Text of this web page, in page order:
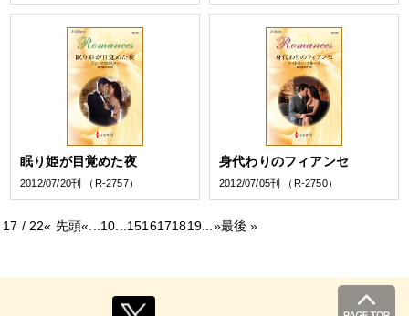
眠り姫が目覚めた夜
2012/07/20刊 （R-2757）
身代わりのフィアンセ
2012/07/05刊 （R-2750）
17 / 22« 先頭« 10 1516171819 »最後 »